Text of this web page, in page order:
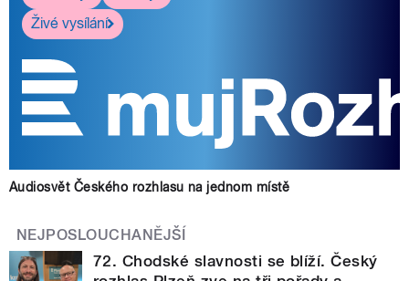
Živé vysílání
Audiosvět Českého rozhlasu na jednom místě
NEJPOSLOUCHANĚJŠÍ
72. Chodské slavnosti se blíží. Český